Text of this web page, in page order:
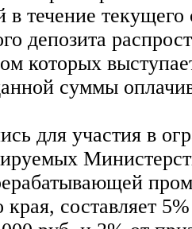
в течение текущего
депозита
которых
суммы
для участия в
края, составляет